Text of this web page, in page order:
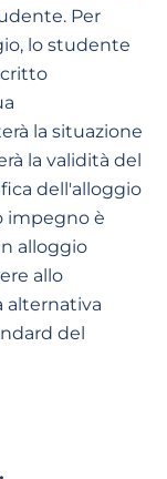
Per
lo studente
la situazione
la validità del
dell'alloggio
impegno è
alloggio
allo
alternativa
del